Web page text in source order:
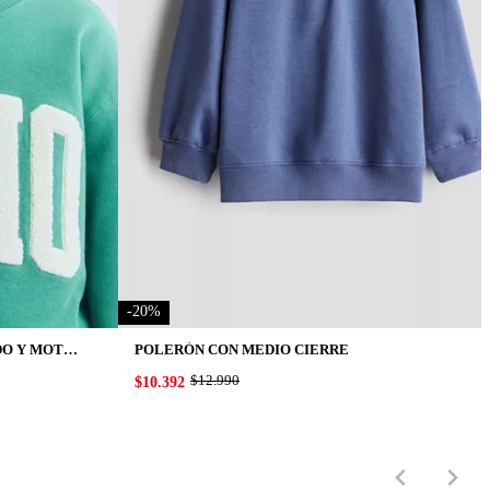
POLERÓN CON CUELLO REDONDO Y MOTIVO ESTAMPADO
-20%
POLERÓN CON MEDIO CIERRE
ORIGINAL PRICE:
$12.990
PRICE:
$10.392